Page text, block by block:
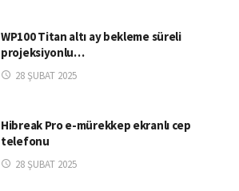
WP100 Titan altı ay bekleme süreli
projeksiyonlu…
28 ŞUBAT 2025
Hibreak Pro e-mürekkep ekranlı cep
telefonu
28 ŞUBAT 2025